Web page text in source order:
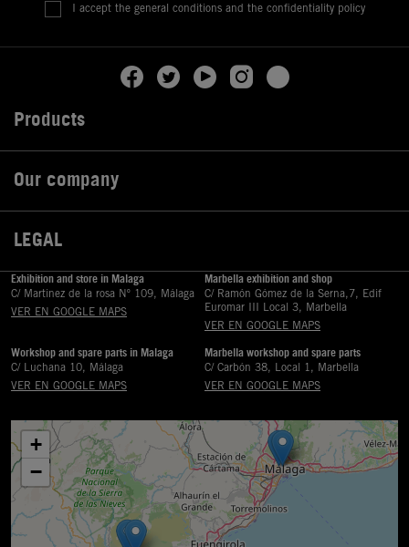
I accept the general conditions and the confidentiality policy
Products
Our company
LEGAL
Exhibition and store in Malaga
C/ Martinez de la rosa Nº 109, Málaga
VER EN GOOGLE MAPS
Marbella exhibition and shop
C/ Ramón Gómez de la Serna,7, Edif
Euromar III Local 3, Marbella
VER EN GOOGLE MAPS
Workshop and spare parts in Malaga
C/ Luchana 10, Málaga
VER EN GOOGLE MAPS
Marbella workshop and spare parts
C/ Carbón 38, Local 1, Marbella
VER EN GOOGLE MAPS
+
−